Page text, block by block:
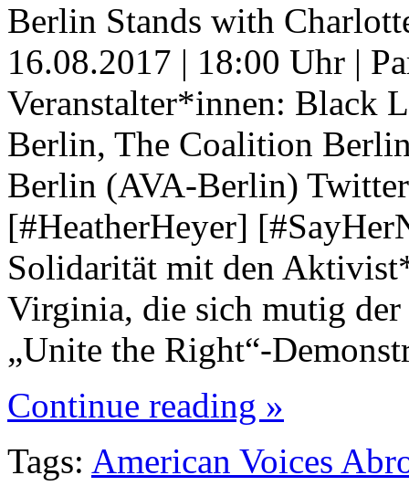
Berlin Stands with
16.08.2017 | 18:00 Uhr |
Veranstalter*innen: Black
Berlin, The Coalition
Berlin (AVA-Berlin)
[#HeatherHeyer]
Solidarität mit den
Virginia, die sich mutig der
„Unite the Right“-
Continue reading »
Tags: American Voices